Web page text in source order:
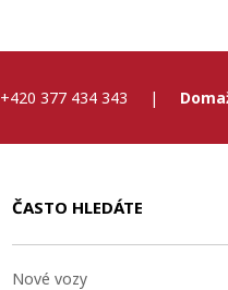
+420 377 434 343 |
ČASTO HLEDÁTE
Nové vozy